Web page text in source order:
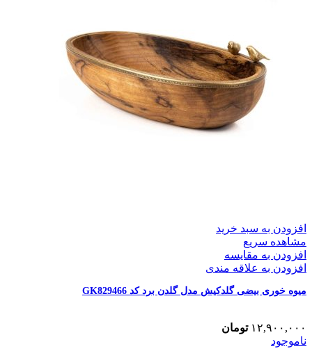
افزودن به سبد خرید
مشاهده سریع
افزودن به مقایسه
افزودن به علاقه مندی
میوه خوری بیضی گلدکیش مدل گلدن برد کد GK829466
۱۲,۹۰۰,۰۰۰ تومان
ناموجود